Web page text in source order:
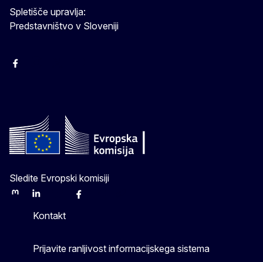
Spletišče upravlja:
Predstavništvo v Sloveniji
Facebook
Sledite Evropski komisiji
MastodonLinkedInBlueskyFacebook
Kontakt
Prijavite ranljivost informacijskega sistema